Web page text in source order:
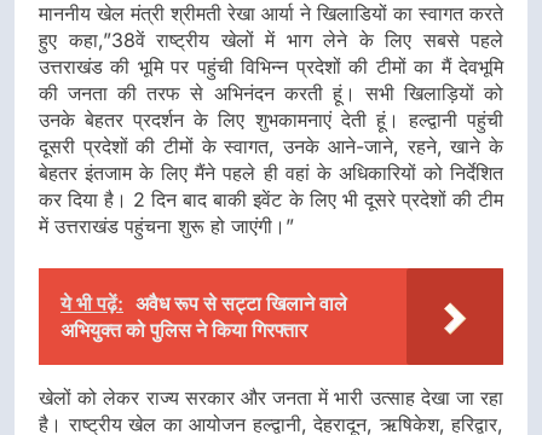
माननीय खेल मंत्री श्रीमती रेखा आर्या ने खिलाडियों का स्वागत करते
हुए कहा,”38वें राष्ट्रीय खेलों में भाग लेने के लिए सबसे पहले
उत्तराखंड की भूमि पर पहुंची विभिन्न प्रदेशों की टीमों का मैं देवभूमि
की जनता की तरफ से अभिनंदन करती हूं। सभी खिलाड़ियों को
उनके बेहतर प्रदर्शन के लिए शुभकामनाएं देती हूं। हल्द्वानी पहुंची
दूसरी प्रदेशों की टीमों के स्वागत, उनके आने-जाने, रहने, खाने के
बेहतर इंतजाम के लिए मैंने पहले ही वहां के अधिकारियों को निर्देशित
कर दिया है। 2 दिन बाद बाकी इवेंट के लिए भी दूसरे प्रदेशों की टीम
में उत्तराखंड पहुंचना शुरू हो जाएंगी।”
ये भी पढ़ें: अवैध रूप से सट्टा खिलाने वाले
अभियुक्त को पुलिस ने किया गिरफ्तार
खेलों को लेकर राज्य सरकार और जनता में भारी उत्साह देखा जा रहा
है। राष्ट्रीय खेल का आयोजन हल्द्वानी, देहरादून, ऋषिकेश, हरिद्वार,